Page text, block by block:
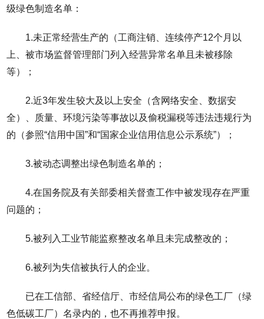
级绿色制造名单：
1.未正常经营生产的（工商注销、连续停产12个月以
上、被市场监督管理部门列入经营异常名单且未被移除
等）；
2.近3年发生较大及以上安全（含网络安全、数据安
全）、质量、环境污染等事故以及偷税漏税等违法违规行为
的（参照“信用中国”和“国家企业信用信息公示系统”）；
3.被动态调整出绿色制造名单的；
4.在国务院及有关部委相关督查工作中被发现存在严重
问题的；
5.被列入工业节能监察整改名单且未完成整改的；
6.被列为失信被执行人的企业。
已在工信部、省经信厅、市经信局公布的绿色工厂（绿
色低碳工厂）名录内的，也不再推荐申报。